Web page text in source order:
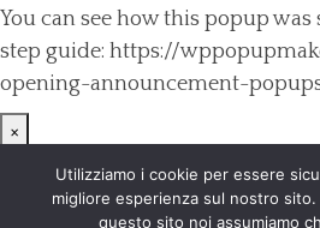
You can see how this popup
step guide: https://
opening-announcement-
×
Utilizziamo i cookie per essere
migliore esperienza sul nostro
questo sito noi assumiamo